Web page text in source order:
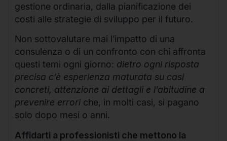
gestione ordinaria, dalla pianificazione dei
costi alle strategie di sviluppo per il futuro.
Non sottovalutare mai l’impatto di una
consulenza o di un confronto con chi affronta
questi temi ogni giorno: dietro ogni risposta
precisa c’è esperienza maturata su casi
concreti, attenzione ai dettagli e l’abitudine a
prevenire errori che, in molti casi, si pagano
solo dopo mesi o anni.
Affidarti a professionisti che mettono la